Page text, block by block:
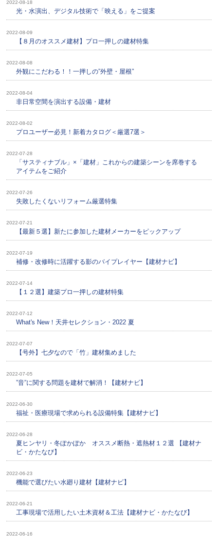
2022-08-18
光・水演出、デジタル技術で「映える」をご提案
2022-08-09
【８月のオススメ建材】プロ一押しの建材特集
2022-08-08
外観にこだわる！！一押しの”外壁・屋根”
2022-08-04
非日常空間を演出する設備・建材
2022-08-02
プロユーザー必見！新着カタログ＜厳選7選＞
2022-07-28
「サスティナブル」×「建材」これからの建築シーンを席巻する
アイテムをご紹介
2022-07-26
失敗したくないリフォーム厳選特集
2022-07-21
【最新５選】新たに参加した建材メーカーをピックアップ
2022-07-19
補修・改修時に活躍する影のバイプレイヤー【建材ナビ】
2022-07-14
【１２選】建築プロ一押しの建材特集
2022-07-12
What's New！天井セレクション・2022 夏
2022-07-07
【号外】七夕なので「竹」建材集めました
2022-07-05
”音”に関する問題を建材で解消！【建材ナビ】
2022-06-30
福祉・医療現場で求められる設備特集【建材ナビ】
2022-06-28
夏ヒンヤリ・冬ぽかぽか オススメ断熱・遮熱材１２選 【建材ナ
ビ・かたなび】
2022-06-23
機能で選びたい水廻り建材【建材ナビ】
2022-06-21
工事現場で活用したい土木資材＆工法【建材ナビ・かたなび】
2022-06-16